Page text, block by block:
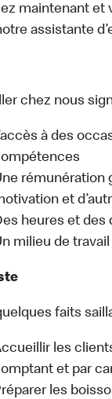
maintenant et
assistante
chez nous
à des
rémunération
et
heures et des
milieu de
faits
les
et par
les